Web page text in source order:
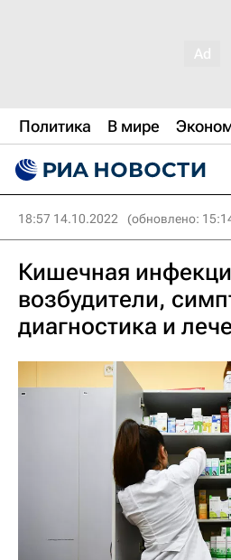
Политика В мире
18:57 14.10.2022 (обновлено:
Кишечная
возбудители,
диагностика и